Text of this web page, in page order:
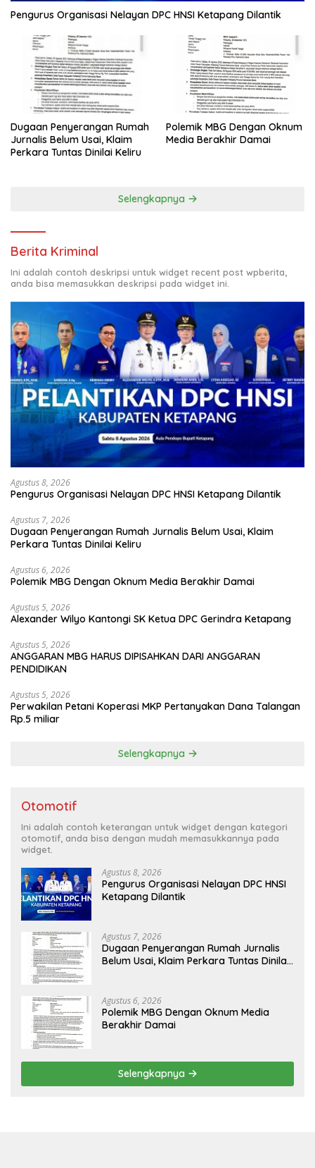
Pengurus Organisasi Nelayan DPC HNSI Ketapang Dilantik
Dugaan Penyerangan Rumah
Jurnalis Belum Usai, Klaim
Perkara Tuntas Dinilai Keliru
Polemik MBG Dengan Oknum
Media Berakhir Damai
Selengkapnya
Berita Kriminal
Ini adalah contoh deskripsi untuk widget recent post wpberita,
anda bisa memasukkan deskripsi pada widget ini.
Agustus 8, 2026
Pengurus Organisasi Nelayan DPC HNSI Ketapang Dilantik
Agustus 7, 2026
Dugaan Penyerangan Rumah Jurnalis Belum Usai, Klaim
Perkara Tuntas Dinilai Keliru
Agustus 6, 2026
Polemik MBG Dengan Oknum Media Berakhir Damai
Agustus 5, 2026
Alexander Wilyo Kantongi SK Ketua DPC Gerindra Ketapang
Agustus 5, 2026
ANGGARAN MBG HARUS DIPISAHKAN DARI ANGGARAN
PENDIDIKAN
Agustus 5, 2026
Perwakilan Petani Koperasi MKP Pertanyakan Dana Talangan
Rp.5 miliar
Selengkapnya
Otomotif
Ini adalah contoh keterangan untuk widget dengan kategori
otomotif, anda bisa dengan mudah memasukkannya pada
widget.
Agustus 8, 2026
Pengurus Organisasi Nelayan DPC HNSI
Ketapang Dilantik
Agustus 7, 2026
Dugaan Penyerangan Rumah Jurnalis
Belum Usai, Klaim Perkara Tuntas Dinilai
Agustus 6, 2026
Polemik MBG Dengan Oknum Media
Berakhir Damai
Selengkapnya